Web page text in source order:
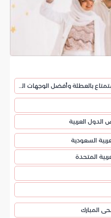
إجازة عيد الأضحى: دليل شامل للاستمتاع بالعطلة وأفضل الوجهات السياحية
العربية
السعودية
المتحدة
المبارك